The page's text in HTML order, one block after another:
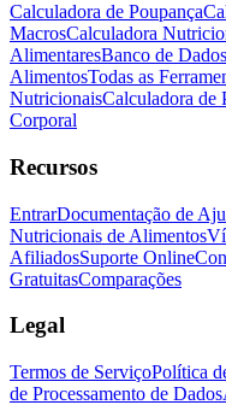
Calculadora de Poupança
MacrosCalculadora
AlimentaresBanco de
AlimentosTodas as
NutricionaisCalculadora de
Corporal
Recursos
EntrarDocumentação de
Nutricionais de Alimentos
AfiliadosSuporte Online
GratuitasComparações
Legal
Termos de ServiçoPolítica
de Processamento de Dados